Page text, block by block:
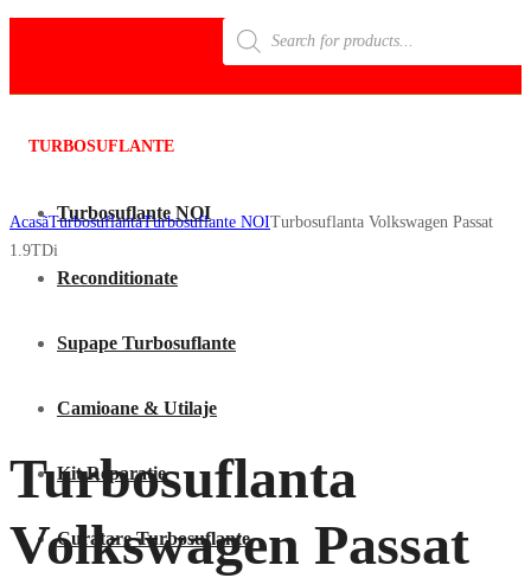
Products
search
TURBOSUFLANTE
Turbosuflante NOI
Reconditionate
Supape Turbosuflante
Camioane & Utilaje
Kit Reparatie
Curatare Turbosuflante
AcasãTurbosuflantaTurbosuflante NOITurbosuflanta Volkswagen Passat
1.9TDi
Turbosuflanta
Volkswagen Passat